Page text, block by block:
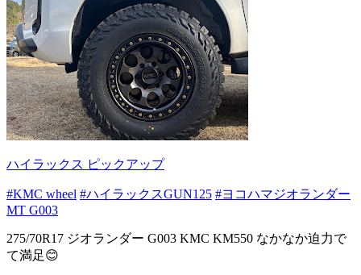
ハイラックス ピックアップ
#KMC wheel #ハイラックスGUN125 #ヨコハマジオランダー
MT G003
275/70R17 ジオランダー G003 KMC KM550 なかなか迫力で
て満足😊